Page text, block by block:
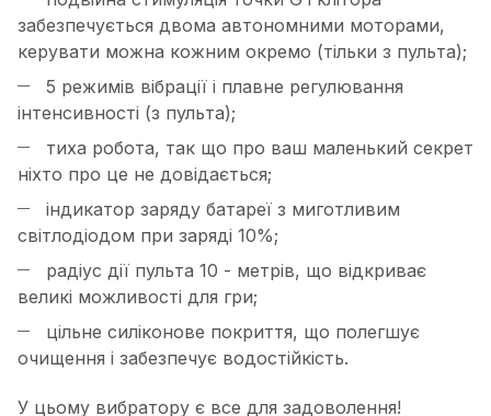
забезпечується двома автономними моторами,
керувати можна кожним окремо (тільки з пульта);
5 режимів вібрації і плавне регулювання
інтенсивності (з пульта);
тиха робота, так що про ваш маленький секрет
ніхто про це не довідається;
індикатор заряду батареї з миготливим
світлодіодом при заряді 10%;
радіус дії пульта 10 - метрів, що відкриває
великі можливості для гри;
цільне силіконове покриття, що полегшує
очищення і забезпечує водостійкість.
У цьому вибратору є все для задоволення!